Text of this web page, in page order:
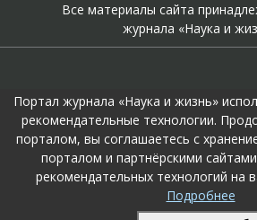
Все материалы сайта
журнала «Наука и
На портале применяются
Продолжая пользоваться порталом
использоавнием.
Поддержка и развитие сайта –KTC
Портал журнала «Наука и жизнь»
рекомендательные технологии.
порталом, вы соглашаетесь с
порталом и партнёрскими
рекомендательных технологий на
Подробнее